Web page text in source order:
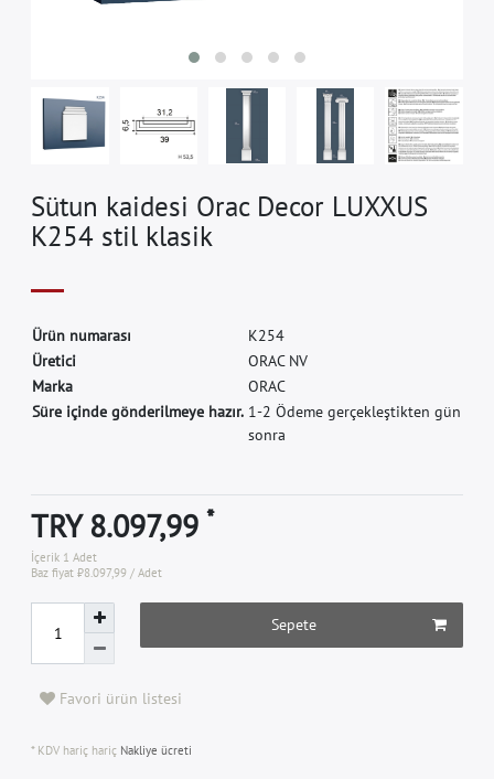
Sütun kaidesi Orac Decor LUXXUS
K254 stil klasik
Ürün numarası K254
Üretici ORAC NV
Marka ORAC
Süre içinde gönderilmeye hazır. 1-2 Ödeme gerçekleştikten gün
sonra
TRY 8.097,99*
İçerik 1Adet
Baz fiyat₺8.097,99 / Adet
Sepete
Favori ürün listesi
* KDV hariç hariç Nakliye ücreti